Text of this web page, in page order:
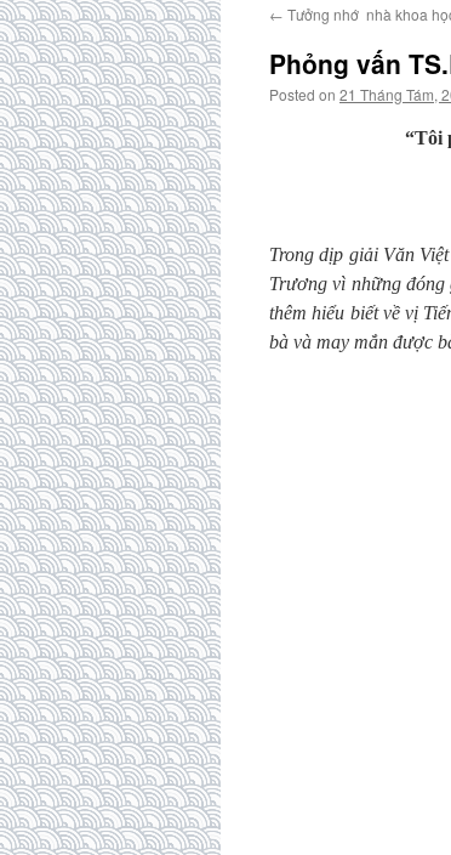
← Tưởng nhớ nhà khoa
Phỏng vấn
Posted on 21 Tháng Tám,
“Tôi
Trong dịp giải Văn
Trương vì những đóng
thêm hiểu biết về vị
bà và may mắn được